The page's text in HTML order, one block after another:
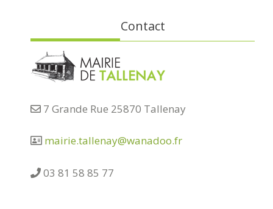
Contact
7 Grande Rue 25870 Tallenay
mairie.tallenay@wanadoo.fr
03 81 58 85 77